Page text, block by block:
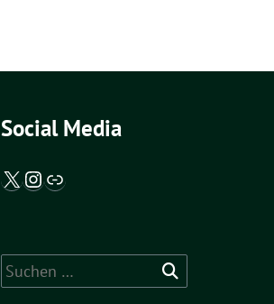
Social Media
X / Twitter
Instagram
Abgeordnetenwatch
Suche
nach: